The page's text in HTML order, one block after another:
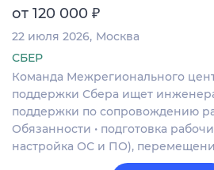
от 120 000 ₽
22 июля 2026 Москва
СБЕР
Команда Межрегионального
поддержки Сбера ищет
поддержки по сопровождению
Обязанности • подготовка
настройка ОС и ПО),